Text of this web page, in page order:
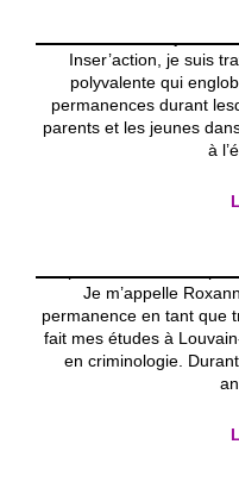
Inser’action, je suis
polyvalente qui
permanences durant
parents et les jeunes
à
Je m’appelle
permanence en tant que
fait mes études à
en criminologie.